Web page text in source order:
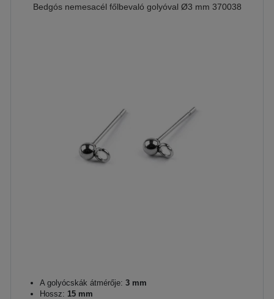
Bedgós nemesacél főlbevaló golyóval Ø3 mm 370038
A golyócskák átmérője: 3 mm
Hossz: 15 mm